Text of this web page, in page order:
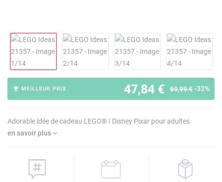
47,84 € 69,99 €-32%
MEILLEUR PRIX
Adorable idée de cadeau LEGO® ǀ Disney Pixar pour adultes
en savoir plus